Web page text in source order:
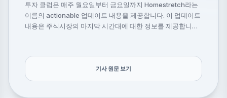
투자 클럽은 매주 월요일부터 금요일까지 Homestretch라는
이름의 actionable 업데이트 내용을 제공합니다. 이 업데이트
내용은 주식시장의 마지막 시간대에 대한 정보를 제공합니다.
기사 원문 보기